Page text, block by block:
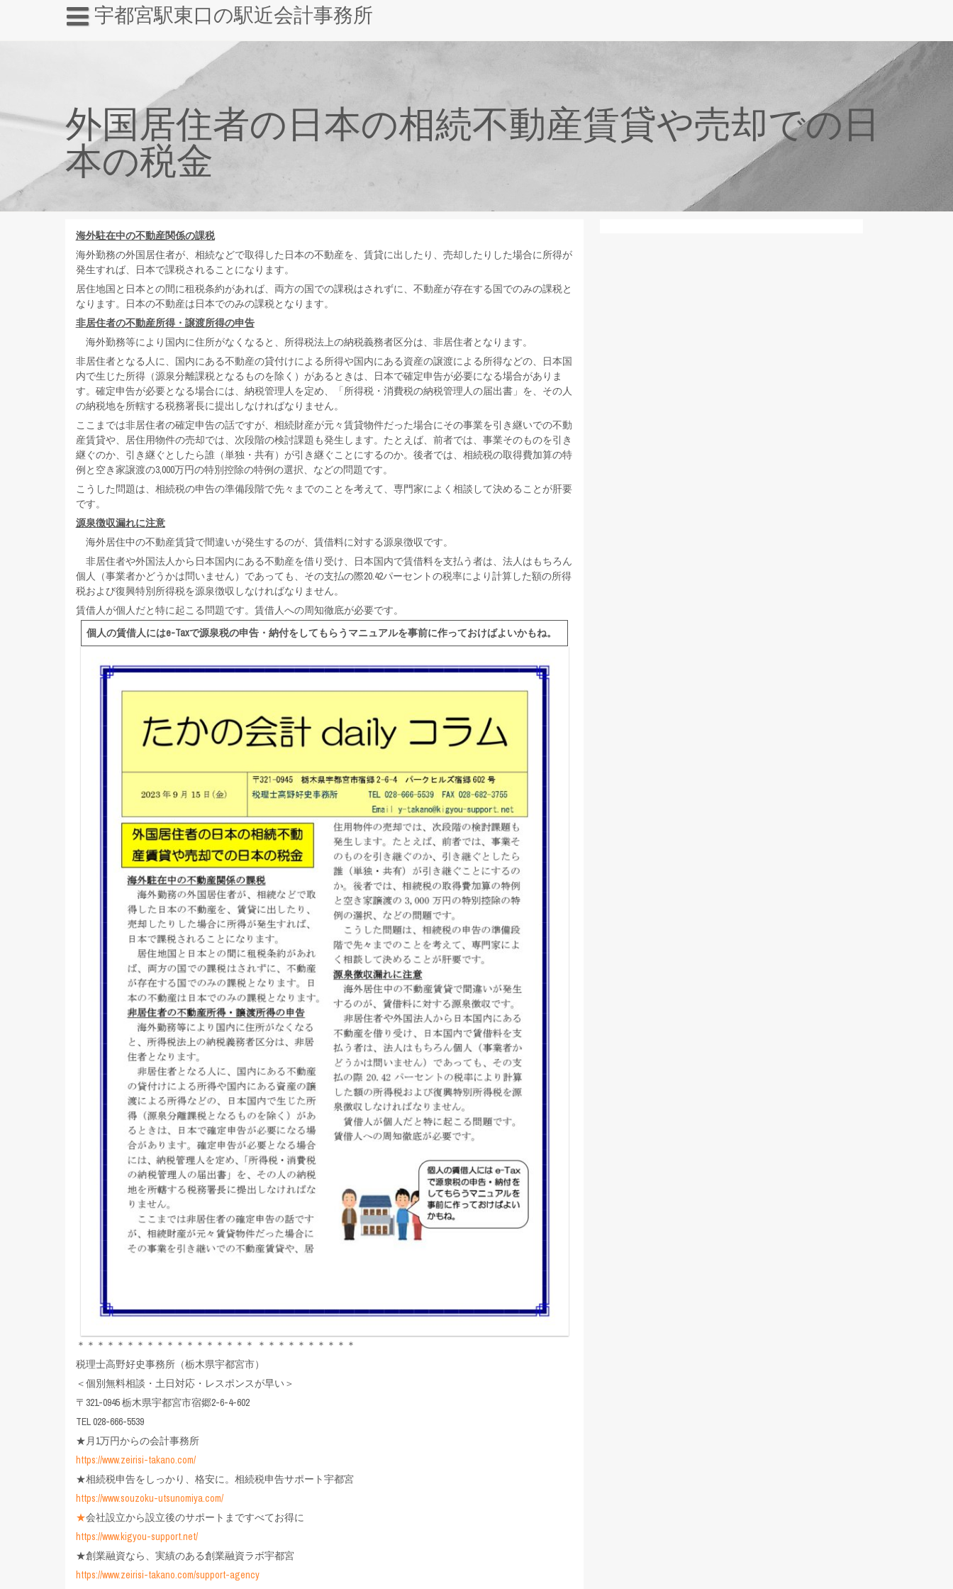
宇都宮駅東口の駅近会計事務所
外国居住者の日本の相続不動産賃貸や売却での日
本の税金
海外駐在中の不動産関係の課税
海外勤務の外国居住者が、相続などで取得した日本の不動産を、賃貸に出したり、売却したりした場合に所得が
発生すれば、日本で課税されることになります。
居住地国と日本との間に租税条約があれば、両方の国での課税はされずに、不動産が存在する国でのみの課税と
なります。日本の不動産は日本でのみの課税となります。
非居住者の不動産所得・譲渡所得の申告
海外勤務等により国内に住所がなくなると、所得税法上の納税義務者区分は、非居住者となります。
非居住者となる人に、国内にある不動産の貸付けによる所得や国内にある資産の譲渡による所得などの、日本国
内で生じた所得（源泉分離課税となるものを除く）があるときは、日本で確定申告が必要になる場合がありま
す。確定申告が必要となる場合には、納税管理人を定め、「所得税・消費税の納税管理人の届出書」を、その人
の納税地を所轄する税務署長に提出しなければなりません。
ここまでは非居住者の確定申告の話ですが、相続財産が元々賃貸物件だった場合にその事業を引き継いでの不動
産賃貸や、居住用物件の売却では、次段階の検討課題も発生します。たとえば、前者では、事業そのものを引き
継ぐのか、引き継ぐとしたら誰（単独・共有）が引き継ぐことにするのか。後者では、相続税の取得費加算の特
例と空き家譲渡の3,000万円の特別控除の特例の選択、などの問題です。
こうした問題は、相続税の申告の準備段階で先々までのことを考えて、専門家によく相談して決めることが肝要
です。
源泉徴収漏れに注意
海外居住中の不動産賃貸で間違いが発生するのが、賃借料に対する源泉徴収です。
非居住者や外国法人から日本国内にある不動産を借り受け、日本国内で賃借料を支払う者は、法人はもちろん
個人（事業者かどうかは問いません）であっても、その支払の際20.42パーセントの税率により計算した額の所得
税および復興特別所得税を源泉徴収しなければなりません。
賃借人が個人だと特に起こる問題です。賃借人への周知徹底が必要です。
個人の賃借人にはe-Taxで源泉税の申告・納付をしてもらうマニュアルを事前に作っておけばよいかもね。
＊＊＊＊＊＊＊＊＊＊＊＊＊＊＊＊＊＊ ＊＊＊＊＊＊＊＊＊＊
税理士高野好史事務所（栃木県宇都宮市）
＜個別無料相談・土日対応・レスポンスが早い＞
〒321-0945 栃木県宇都宮市宿郷2-6-4-602
TEL 028-666-5539
★月1万円からの会計事務所
https://www.zeirisi-takano.com/
★相続税申告をしっかり、格安に。相続税申告サポート宇都宮
https://www.souzoku-utsunomiya.com/
★会社設立から設立後のサポートまですべてお得に
https://www.kigyou-support.net/
★創業融資なら、実績のある創業融資ラボ宇都宮
https://www.zeirisi-takano.com/support-agency